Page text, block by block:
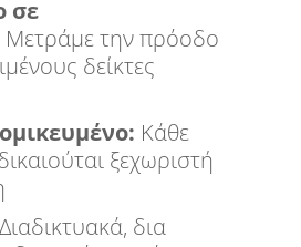
σε
Μετράμε την πρόοδο
δείκτες
Κάθε
ξεχωριστή
Διαδικτυακά, δια